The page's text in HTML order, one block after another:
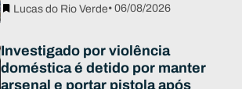
Lucas do Rio Verde• 06/08/2026
Investigado por violência
doméstica é detido por manter
arsenal e portar pistola após